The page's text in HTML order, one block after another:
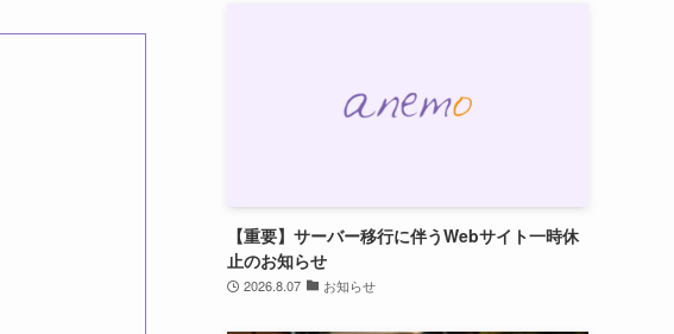
【重要】サーバー移行に伴うWebサイト一時休
止のお知らせ
2026.8.07 お知らせ